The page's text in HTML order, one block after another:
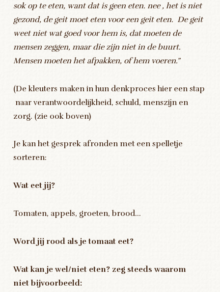
sok op te eten, want dat is geen eten. nee , het is niet
gezond, de geit moet eten voor een geit eten. De geit
weet niet wat goed voor hem is, dat moeten de
mensen zeggen, maar die zijn niet in de buurt.
Mensen moeten het afpakken, of hem voeren.”
(De kleuters maken in hun denkproces hier een stap
naar verantwoordelijkheid, schuld, menszijn en
zorg. (zie ook boven)
Je kan het gesprek afronden met een spelletje
sorteren:
Wat eet jij?
Tomaten, appels, groeten, brood…
Word jij rood als je tomaat eet?
Wat kan je wel/niet eten? zeg steeds waarom
nietbijvoorbeeld: